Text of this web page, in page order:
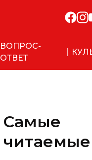
ВОПРОС-
ОТВЕТ
Самые
читаемые